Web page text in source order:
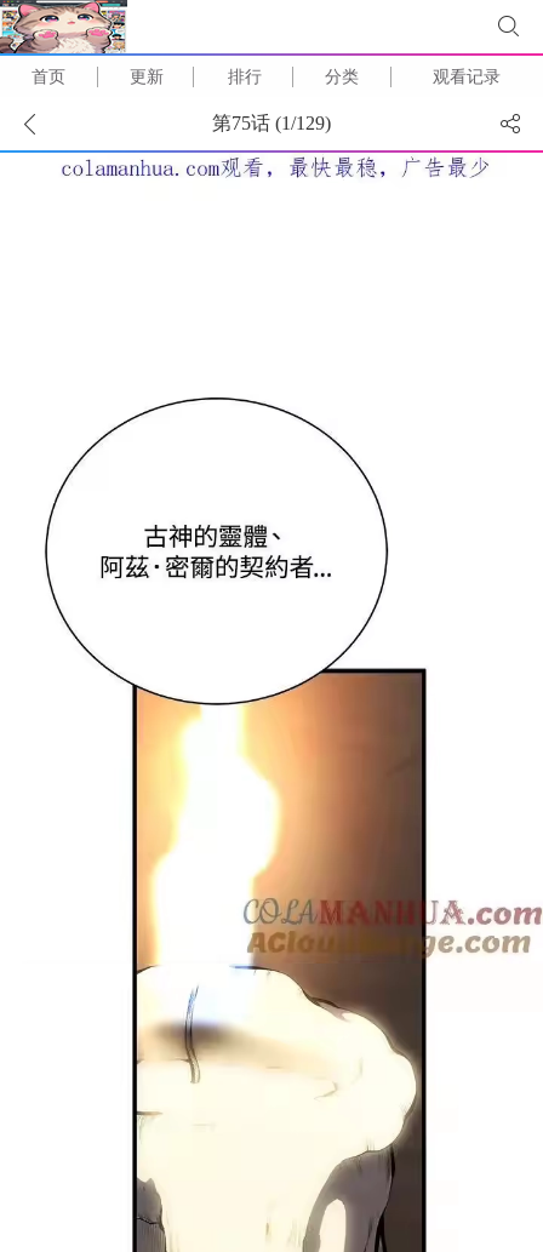
首页 更新 排行 分类 观看记录
第75话 (1/129)